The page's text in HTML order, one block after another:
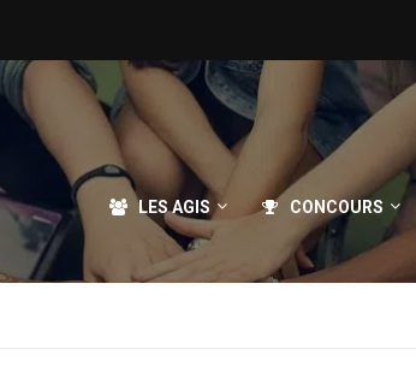
LES AGIS CONCOURS